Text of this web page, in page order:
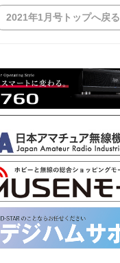
2021年1月号トップへ戻る